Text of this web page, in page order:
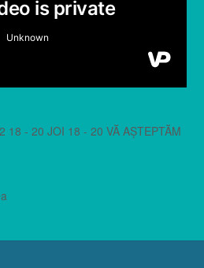
18 - 20 JOI 18 - 20 VĂ AȘTEPTĂM